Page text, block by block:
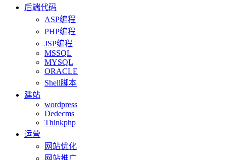
后端代码
ASP编程
PHP编程
JSP编程
MSSQL
MYSQL
ORACLE
Shell脚本
建站
wordpress
Dedecms
Thinkphp
运营
网站优化
网站推广